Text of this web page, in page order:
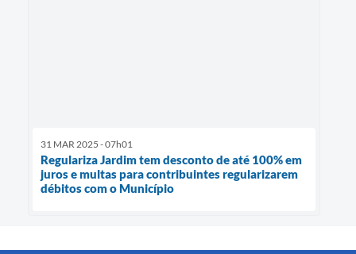
31 MAR 2025 - 07h01
Regulariza Jardim tem desconto de até 100% em
juros e multas para contribuintes regularizarem
débitos com o Município